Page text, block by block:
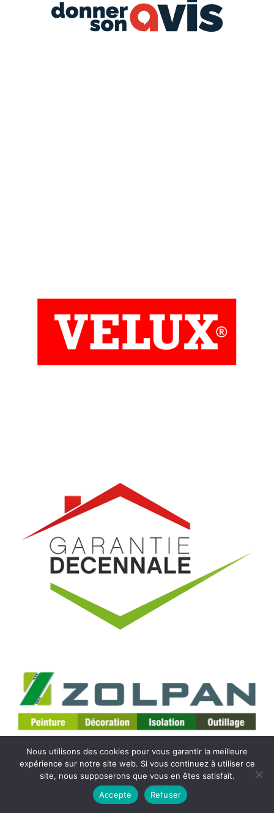
Nous utilisons des cookies pour vous garantir la meilleure
expérience sur notre site web. Si vous continuez à utiliser ce
site, nous supposerons que vous en êtes satisfait.
Accepte
Refuser